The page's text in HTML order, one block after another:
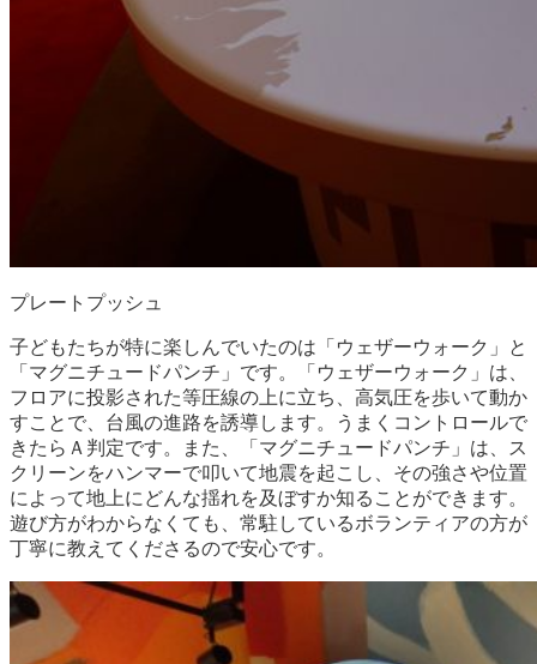
プレートプッシュ
子どもたちが特に楽しんでいたのは「ウェザーウォーク」と
「マグニチュードパンチ」です。「ウェザーウォーク」は、
フロアに投影された等圧線の上に立ち、高気圧を歩いて動か
すことで、台風の進路を誘導します。うまくコントロールで
きたらＡ判定です。また、「マグニチュードパンチ」は、ス
クリーンをハンマーで叩いて地震を起こし、その強さや位置
によって地上にどんな揺れを及ぼすか知ることができます。
遊び方がわからなくても、常駐しているボランティアの方が
丁寧に教えてくださるので安心です。